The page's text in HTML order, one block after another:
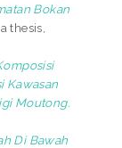
Bokan
thesis,
Kawasan
Moutong.
Di Bawah